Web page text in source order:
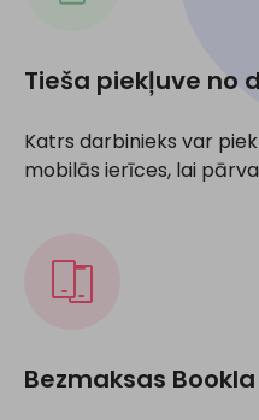
Tieša piekļuve no
Katrs darbinieks var
mobilās ierīces, lai
Bezmaksas